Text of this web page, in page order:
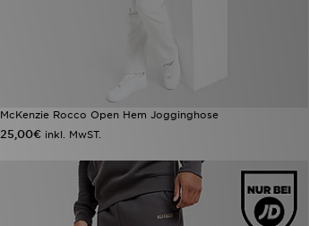
McKenzie Rocco Open Hem Jogginghose
25,00€ inkl. MwST.